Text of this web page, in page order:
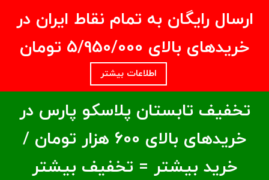
ارسال رایگان به تمام نقاط ایران در
خریدهای بالای ۵/950/000 تومان
اطلاعات بیشتر
تخفیف تابستان پلاسکو پارس در
خریدهای بالای ۶00 هزار تومان /
خرید بیشتر = تخفیف بیشتر